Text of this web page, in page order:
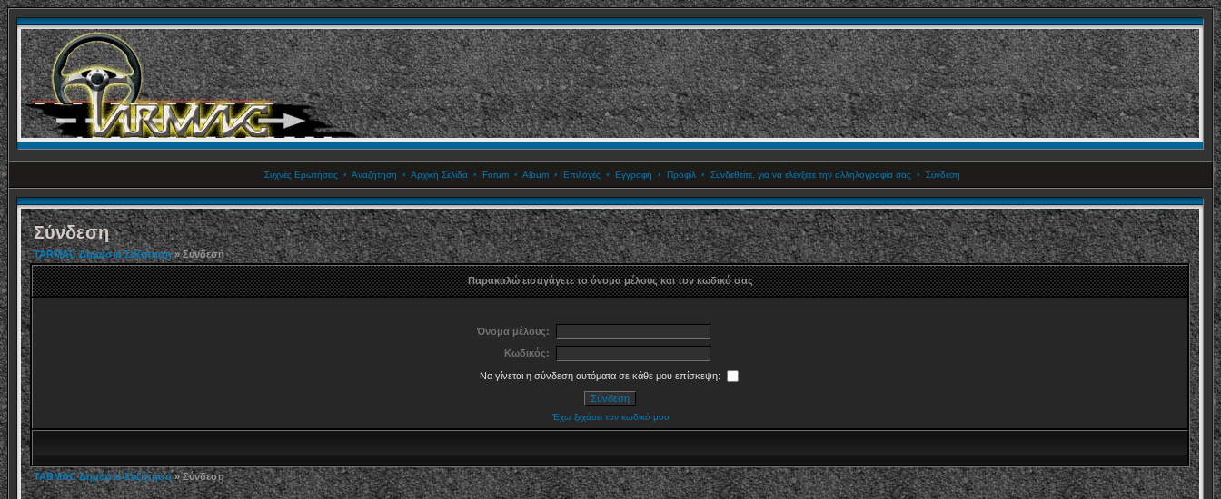
Συχνές Ερωτήσεις • Αναζήτηση • Αρχική Σελίδα• Forum• Album• Επιλογές • Εγγραφή • Προφίλ• Συνδεθείτε, για να ελέγξετε την αλληλογραφία σας • Σύνδεση
Σύνδεση
TARMAC Δημόσια Συζήτηση» Σύνδεση
Παρακαλώ εισαγάγετε το όνομα μέλους και τον κωδικό σας
Όνομα μέλους:
Κωδικός:
Να γίνεται η σύνδεση αυτόματα σε κάθε μου επίσκεψη:
Έχω ξεχάσει τον κωδικό μου
TARMAC Δημόσια Συζήτηση» Σύνδεση